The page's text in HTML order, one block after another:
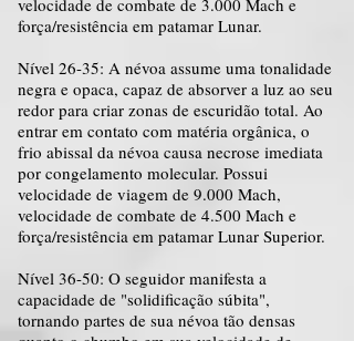
velocidade de combate de 3.000 Mach e
força/resistência em patamar Lunar.
Nível 26-35: A névoa assume uma tonalidade
negra e opaca, capaz de absorver a luz ao seu
redor para criar zonas de escuridão total. Ao
entrar em contato com matéria orgânica, o
frio abissal da névoa causa necrose imediata
por congelamento molecular. Possui
velocidade de viagem de 9.000 Mach,
velocidade de combate de 4.500 Mach e
força/resistência em patamar Lunar Superior.
Nível 36-50: O seguidor manifesta a
capacidade de "solidificação súbita",
tornando partes de sua névoa tão densas